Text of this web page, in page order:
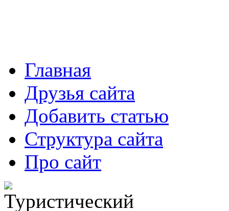
Главная
Друзья сайта
Добавить статью
Структура сайта
Про сайт